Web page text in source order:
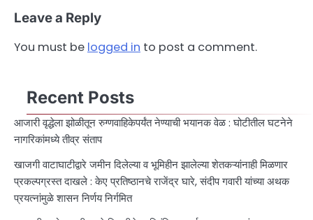
Leave a Reply
You must be logged in to post a comment.
Recent Posts
आजारी वृद्धेला झोळीतून रुग्णवाहिकेपर्यंत नेण्याची भयानक वेळ : घोटीतील घटनेने
नागरिकांमध्ये तीव्र संताप
खाजगी वाटाघाटीद्वारे जमीन दिलेल्या व भूमिहीन झालेल्या शेतकऱ्यांनाही मिळणार
प्रकल्पग्रस्त दाखले : केए प्रतिष्ठानचे राजेंद्र घारे, संदीप गवारी यांच्या अथक
प्रयत्नांमुळे शासन निर्णय निर्गमित